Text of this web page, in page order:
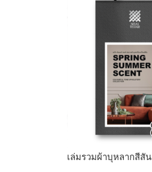
เล่มรวมผ้าบุหลากสีสัน